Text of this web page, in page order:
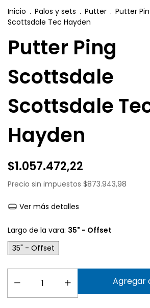
Inicio . Palos y sets . Putter . Putter
Scottsdale Tec Hayden
Putter Ping
Scottsdale
Scottsdale
Hayden
$1.057.472,22
Precio sin impuestos $873.943,98
Ver más detalles
Largo de la vara: 35" - Offset
35" - Offset